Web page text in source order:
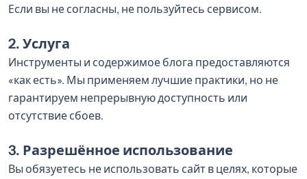
Если вы не согласны, не пользуйтесь сервисом.
2. Услуга
Инструменты и содержимое блога предоставляются
«как есть». Мы применяем лучшие практики, но не
гарантируем непрерывную доступность или
отсутствие сбоев.
3. Разрешённое использование
Вы обязуетесь не использовать сайт в целях, которые